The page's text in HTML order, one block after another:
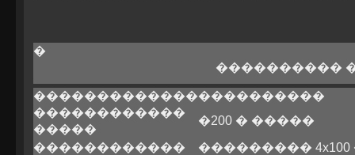
�
����������
�����������������������
������������
�����
�200 � �����
������������
��������� 4x100